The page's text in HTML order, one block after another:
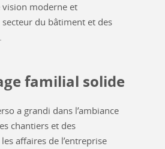
moderne et
du bâtiment et des
familial solide
a grandi dans l’ambiance
chantiers et des
affaires de l’entreprise